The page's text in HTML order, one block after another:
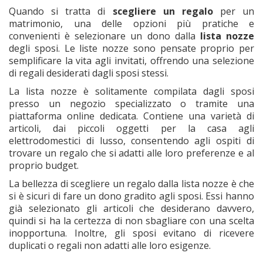
Quando si tratta di scegliere un regaloper un
matrimonio, una delle opzioni più pratiche e
convenienti è selezionare un dono dalla lista nozze
degli sposi. Le liste nozze sono pensate proprio per
semplificare la vita agli invitati, offrendo una selezione
di regali desiderati dagli sposi stessi.
La lista nozze è solitamente compilata dagli sposi
presso un negozio specializzato o tramite una
piattaforma online dedicata. Contiene una varietà di
articoli, dai piccoli oggetti per la casa agli
elettrodomestici di lusso, consentendo agli ospiti di
trovare un regalo che si adatti alle loro preferenze e al
proprio budget.
La bellezza di scegliere un regalo dalla lista nozze è che
si è sicuri di fare un dono gradito agli sposi. Essi hanno
già selezionato gli articoli che desiderano davvero,
quindi si ha la certezza di non sbagliare con una scelta
inopportuna. Inoltre, gli sposi evitano di ricevere
duplicati o regali non adatti alle loro esigenze.